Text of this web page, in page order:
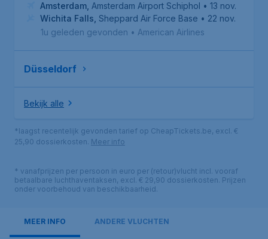
Amsterdam Amsterdam Airport Schiphol • 13 nov.
Wichita Falls Sheppard Air Force Base • 22 nov.
1u geleden gevonden • American Airlines
Düsseldorf
Bekijk alle
*laagst recentelijk gevonden tarief op CheapTickets.be, excl. €
25,90 dossierkosten. Meer info
* vanafprijzen per persoon in euro per (retour)vlucht incl. vooraf
betaalbare luchthaventaksen, excl. € 29,90 dossierkosten. Prijzen
onder voorbehoud van beschikbaarheid.
MEER INFO ANDERE VLUCHTEN